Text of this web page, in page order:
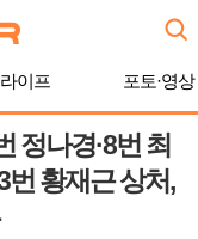
라이프 포토·영상
정나경·8번 최
황재근 상처,